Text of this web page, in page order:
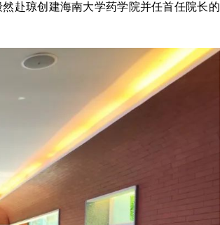
赴琼创建海南大学药学院并任首任院长的